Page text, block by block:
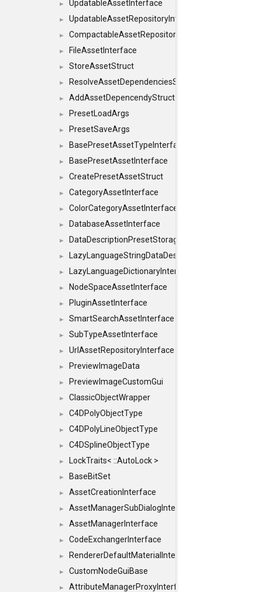
► UpdatableAssetInterface
► UpdatableAssetRepositoryInterface
► CompactableAssetRepositoryInterface
► FileAssetInterface
► StoreAssetStruct
► ResolveAssetDependenciesStruct
► AddAssetDepencendyStruct
► PresetLoadArgs
► PresetSaveArgs
► BasePresetAssetTypeInterface
► BasePresetAssetInterface
► CreatePresetAssetStruct
► CategoryAssetInterface
► ColorCategoryAssetInterface
► DatabaseAssetInterface
► DataDescriptionPresetStorageInterface
►
► LazyLanguageDictionaryInterface
► NodeSpaceAssetInterface
► PluginAssetInterface
► SmartSearchAssetInterface
► SubTypeAssetInterface
► UrlAssetRepositoryInterface
► PreviewImageData
► PreviewImageCustomGui
► ClassicObjectWrapper
► C4DPolyObjectType
► C4DPolyLineObjectType
► C4DSplineObjectType
► LockTraits< ::AutoLock >
► BaseBitSet
► AssetCreationInterface
► AssetManagerSubDialogInterface
► AssetManagerInterface
► CodeExchangerInterface
► RendererDefaultMaterialInterface
► CustomNodeGuiBase
► AttributeManagerProxyInterface